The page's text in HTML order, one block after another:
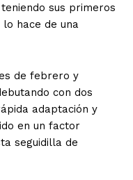
sus primeros
hace de una
de febrero y
con dos
adaptación y
en un factor
seguidilla de